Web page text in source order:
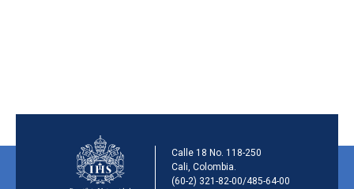
Información de la
Calle 18 No. 118-250
Cali, Colombia.
(60-2) 321-82-00/485-64-00